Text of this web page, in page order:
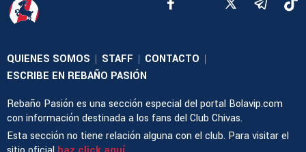
QUIENES SOMOS | STAFF | CONTACTO |
ESCRIBE EN REBAÑO PASIÓN
Rebaño Pasión es una sección especial del portal Bolavip.com
con información destinada a los fans del Club Chivas.
Esta sección no tiene relación alguna con el club. Para visitar el